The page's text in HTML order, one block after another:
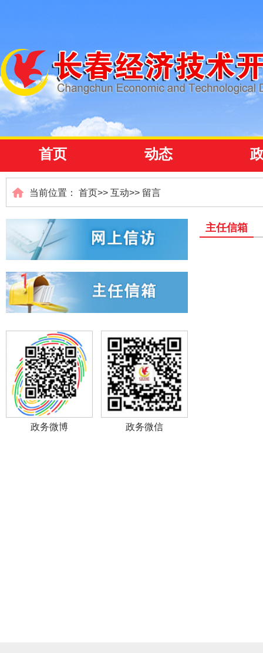
首页 动态
当前位置： 首页>> 互动>> 留言
政务微博 政务微信
主任信箱